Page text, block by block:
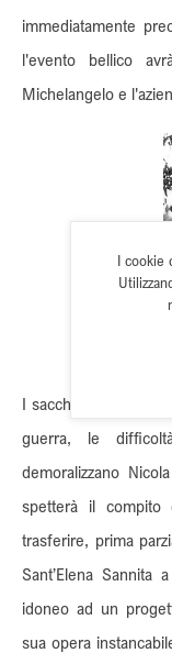
immediatamente
l'evento bellico
Michelangelo e
I saccheggi subiti
guerra, le
demoralizzano
spetterà il compito
trasferire, prima
Sant’Elena
idoneo ad un
sua opera
I cookie